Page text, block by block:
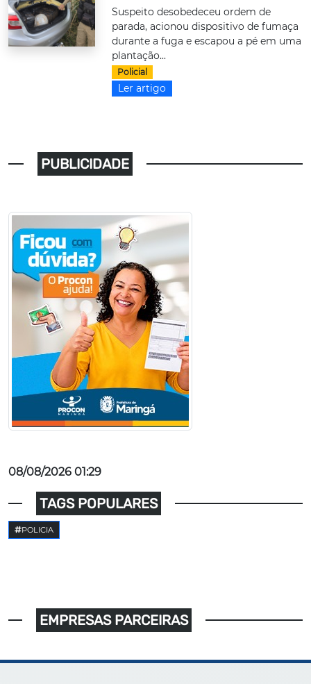
Suspeito desobedeceu ordem de
parada, acionou dispositivo de fumaça
durante a fuga e escapou a pé em uma
plantação...
Policial
Ler artigo
PUBLICIDADE
08/08/2026 01:29
TAGS POPULARES
POLICIA
EMPRESAS PARCEIRAS